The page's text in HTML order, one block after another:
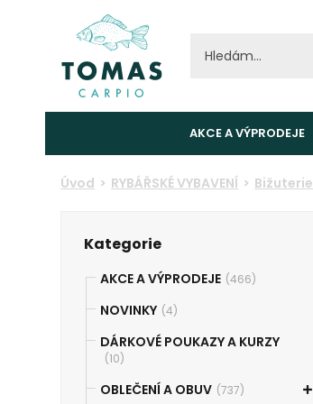
AKCE A VÝPRODEJE
Úvod RYBÁŘSKÉ VYBAVENÍ Bižuterie
Kategorie
AKCE A VÝPRODEJE (466)
NOVINKY (4)
DÁRKOVÉ POUKAZY A KURZY
(10)
OBLEČENÍ A OBUV (737)